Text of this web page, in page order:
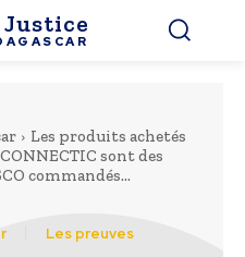
Justice
Les produits achetés
sont des
commandés...
Les preuves